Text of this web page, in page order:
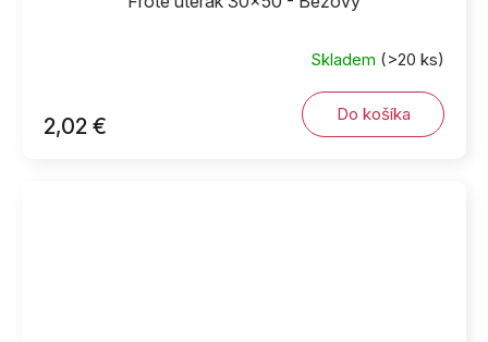
Skladem (>20 ks)
2,02 € Do košíka